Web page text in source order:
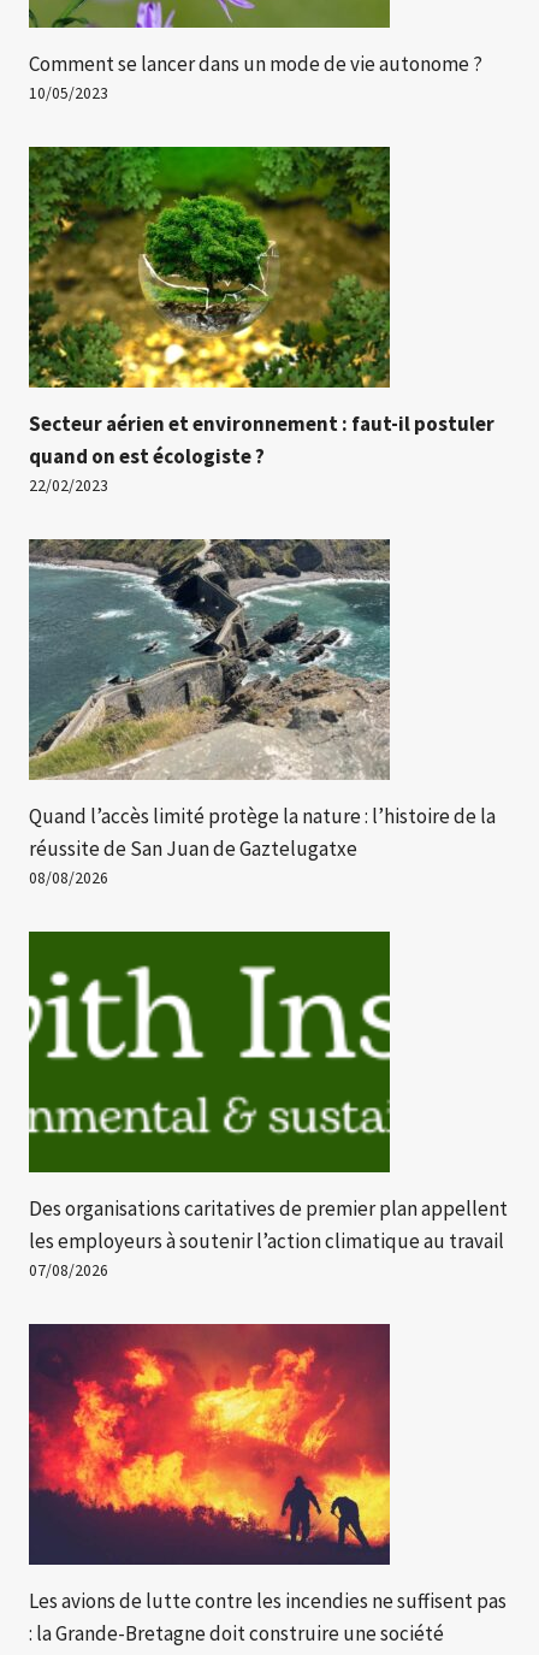
Comment se lancer dans un mode de vie autonome ?
10/05/2023
Secteur aérien et environnement : faut-il postuler
quand on est écologiste ?
22/02/2023
Quand l’accès limité protège la nature : l’histoire de la
réussite de San Juan de Gaztelugatxe
08/08/2026
Des organisations caritatives de premier plan appellent
les employeurs à soutenir l’action climatique au travail
07/08/2026
Les avions de lutte contre les incendies ne suffisent pas
: la Grande-Bretagne doit construire une société